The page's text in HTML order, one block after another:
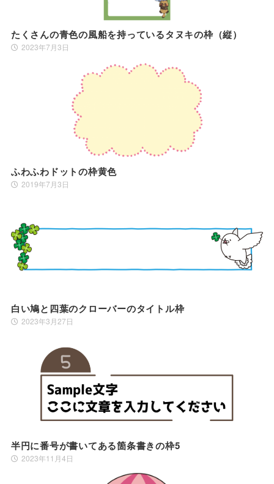
たくさんの青色の風船を持っているタヌキの枠（縦）
2023年7月3日
ふわふわドットの枠黄色
2019年7月3日
白い鳩と四葉のクローバーのタイトル枠
2023年3月27日
半円に番号が書いてある箇条書きの枠5
2023年11月4日